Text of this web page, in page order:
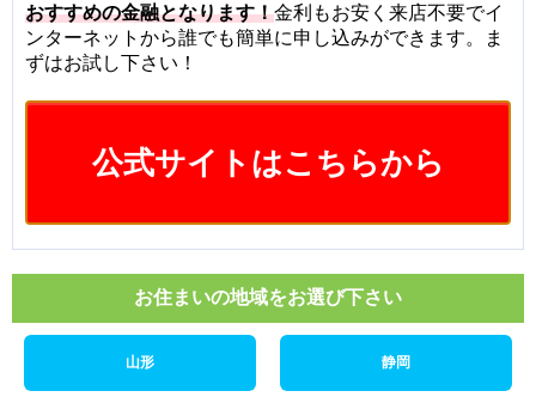
おすすめの金融となります！金利もお安く来店不要でイ
ンターネットから誰でも簡単に申し込みができます。ま
ずはお試し下さい！
公式サイトはこちらから
お住まいの地域をお選び下さい
山形 静岡